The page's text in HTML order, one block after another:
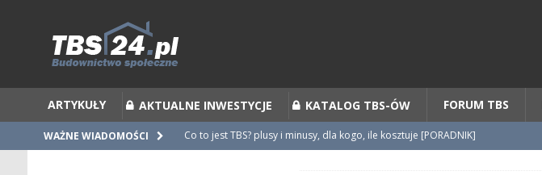
ARTYKUŁY AKTUALNE INWESTYCJE KATALOG TBS-ÓW FORUM TBS
WAŻNE WIADOMOŚCI
Co to jest TBS? plusy i minusy, dla kogo, ile kosztuje [PORADNIK]